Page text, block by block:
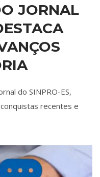
JORNAL
do SINPRO-ES,
recentes e